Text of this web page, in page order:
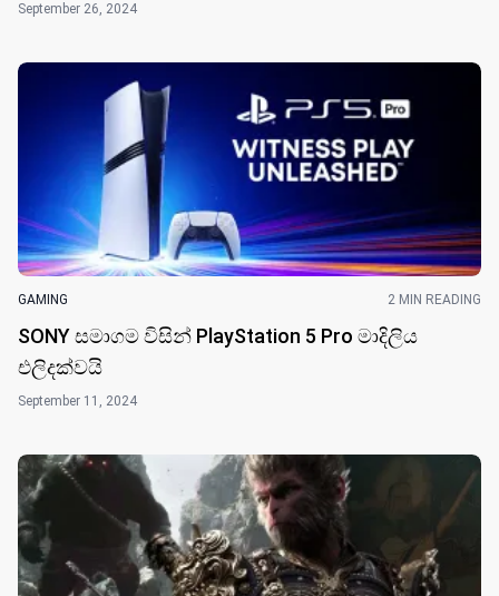
September 26, 2024
GAMING 2 MIN READING
SONY සමාගම විසින් PlayStation 5 Pro මාදිලිය
එලිදක්ව​යි
September 11, 2024